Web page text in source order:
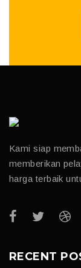
Kami siap
memberikan
harga terbaik
RECENT